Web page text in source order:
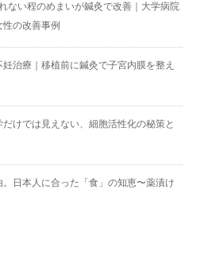
ない程のめまいが鍼灸で改善｜大学病院
の改善事例
妊治療｜移植前に鍼灸で子宮内膜を整え
だけでは見えない、細胞活性化の秘策と
日本人に合った「食」の知恵〜薬漬け